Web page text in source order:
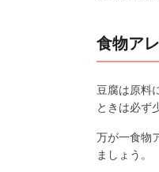
食物ア
豆腐は原料
ときは必ず
万が一食物
ましょう。